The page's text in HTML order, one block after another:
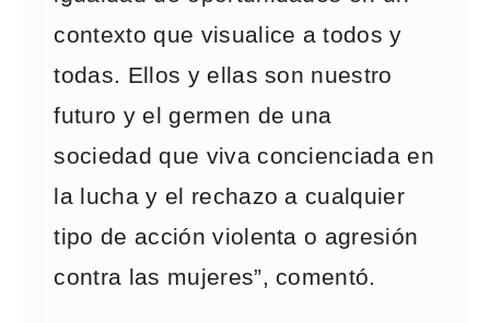
contexto que visualice a todos y
todas. Ellos y ellas son nuestro
futuro y el germen de una
sociedad que viva concienciada en
la lucha y el rechazo a cualquier
tipo de acción violenta o agresión
contra las mujeres”, comentó.